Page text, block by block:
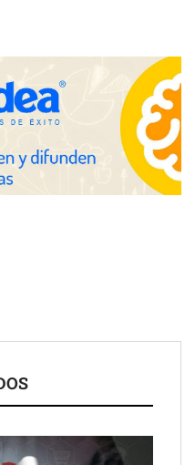
en la recuperación de la piel
revista digital mensual de